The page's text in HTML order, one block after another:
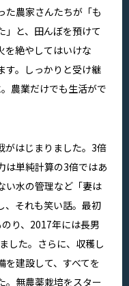
た農家さんたちが「も
」と、田んぼを預けて
を絶やしてはいけな
す。しっかりと受け継
農業だけでも生活がで
がはじまりました。3倍
は単純計算の3倍ではあ
い水の管理など「妻は
、それも笑い話。最初
り、2017年には長男
した。さらに、収穫し
を建設して、すべてを
。無農薬栽培をスター